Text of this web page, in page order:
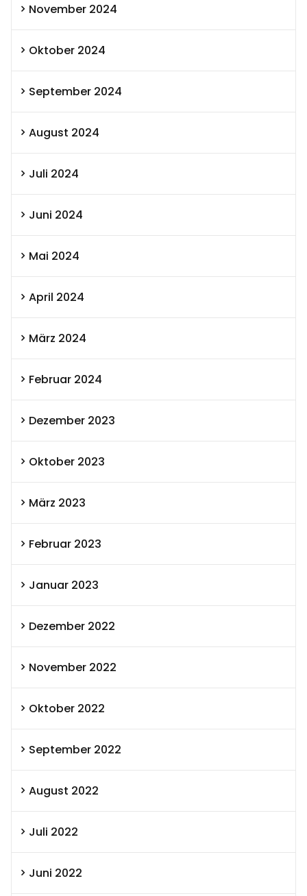
November 2024
Oktober 2024
September 2024
August 2024
Juli 2024
Juni 2024
Mai 2024
April 2024
März 2024
Februar 2024
Dezember 2023
Oktober 2023
März 2023
Februar 2023
Januar 2023
Dezember 2022
November 2022
Oktober 2022
September 2022
August 2022
Juli 2022
Juni 2022